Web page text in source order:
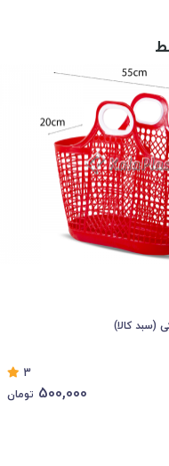
(سبد کالا)
3
500,000 تومان